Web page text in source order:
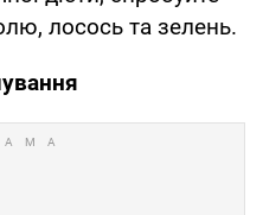
лосось та зелень.